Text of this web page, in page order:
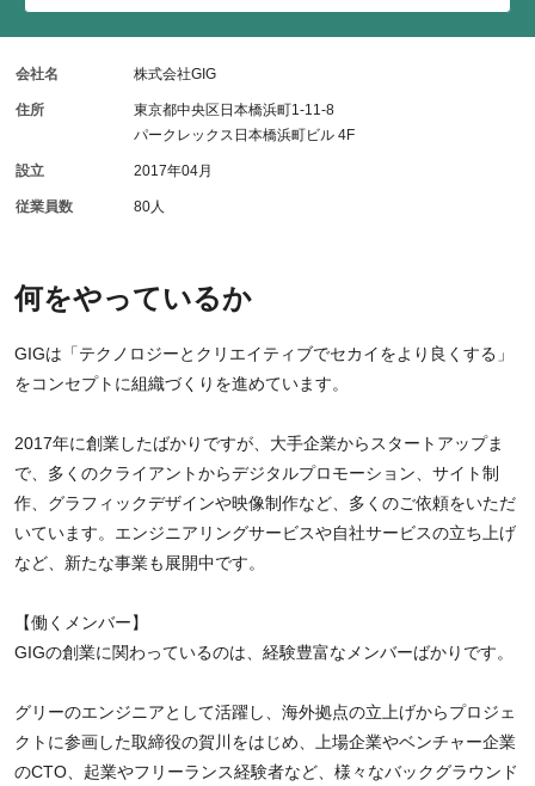
何をやっているか
GIGは「テクノロジーとクリエイティブでセカイをより良くする」
をコンセプトに組織づくりを進めています。
2017年に創業したばかりですが、大手企業からスタートアップま
で、多くのクライアントからデジタルプロモーション、サイト制
作、グラフィックデザインや映像制作など、多くのご依頼をいただ
いています。エンジニアリングサービスや自社サービスの立ち上げ
など、新たな事業も展開中です。
【働くメンバー】
GIGの創業に関わっているのは、経験豊富なメンバーばかりです。
グリーのエンジニアとして活躍し、海外拠点の立上げからプロジェ
クトに参画した取締役の賀川をはじめ、上場企業やベンチャー企業
のCTO、起業やフリーランス経験者など、様々なバックグラウンド
会社名 株式会社GIG
住所
東京都中央区日本橋浜町1-11-8
パークレックス日本橋浜町ビル 4F
設立 2017年04月
従業員数 80人